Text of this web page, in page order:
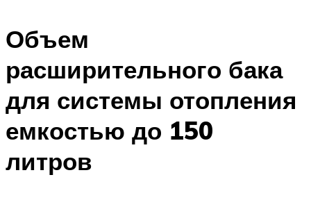
Объем
расширительного бака
для системы отопления
емкостью до 150
литров